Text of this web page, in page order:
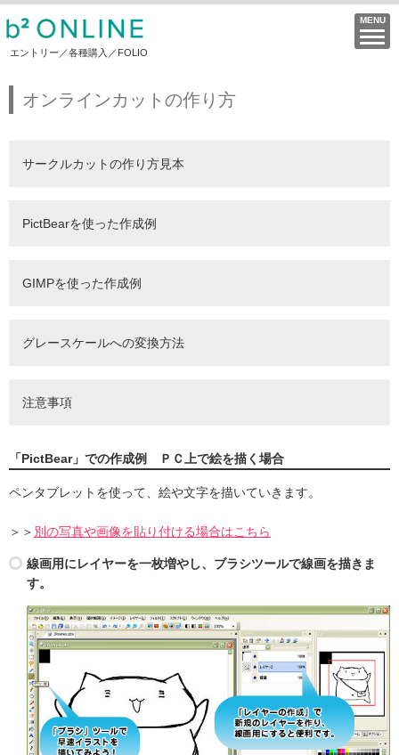
エントリー／各種購入／FOLIO
オンラインカットの作り方
サークルカットの作り方見本
PictBearを使った作成例
GIMPを使った作成例
グレースケールへの変換方法
注意事項
「PictBear」での作成例 ＰＣ上で絵を描く場合
ペンタブレットを使って、絵や文字を描いていきます。
＞＞ 別の写真や画像を貼り付ける場合はこちら
線画用にレイヤーを一枚増やし、ブラシツールで線画を描きま
す。